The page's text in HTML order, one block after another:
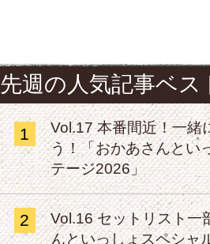
先週の人気記事ベス
1
Vol.17 本番間近！一緒
う！「おかあさんとい
テージ2026」
2
Vol.16 セットリスト一
んといっしょスペシャ